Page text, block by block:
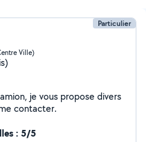
Particulier
Ville)
je vous propose divers
contacter.
: 5/5